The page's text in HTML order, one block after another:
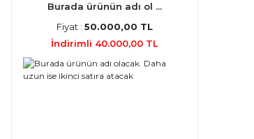
Burada ürünün adı ol ...
Fiyat : 50.000,00 TL
İndirimli 40.000,00 TL